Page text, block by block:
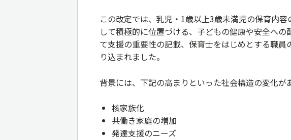
この改定では、乳児・1歳以上3歳未満児の保育内
して積極的に位置づける、子どもの健康や安全へ
て支援の重要性の記載、保育士をはじめとする職
り込まれました。
背景には、下記の高まりといった社会構造の変化が
核家族化
共働き家庭の増加
発達支援のニーズ